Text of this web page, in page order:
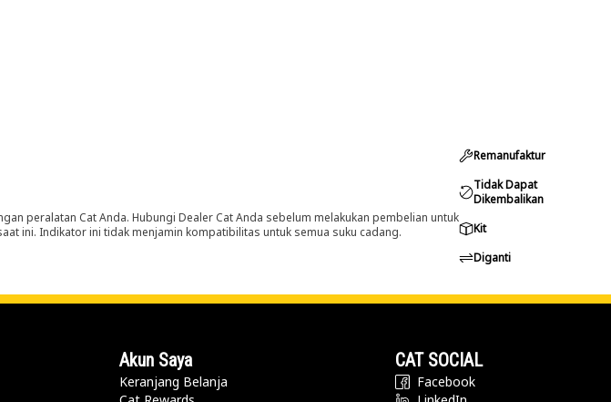
peralatan Cat Anda. Hubungi Dealer Cat Anda sebelum melakukan pembelian untuk
ini. Indikator ini tidak menjamin kompatibilitas untuk semua suku cadang.
Remanufaktur
Tidak Dapat
Dikembalikan
Kit
Diganti
Akun Saya
Keranjang Belanja
CAT SOCIAL
Facebook